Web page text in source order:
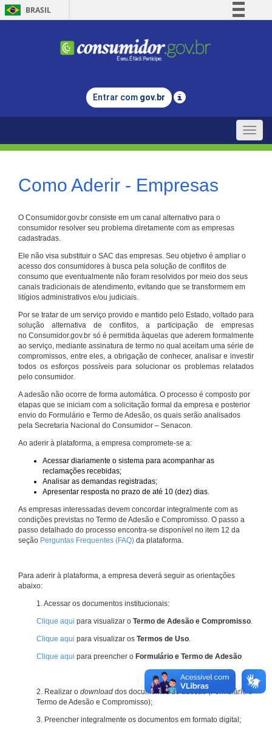
BRASIL
Comunica BR
Legislação
Entrar com gov.br
Toggle
Como Aderir - Empresas
O Consumidor.gov.br consiste em um canal alternativo para o
consumidor resolver seu problema diretamente com as empresas
cadastradas.
Ele não visa substituir o SAC das empresas. Seu objetivo é ampliar o
acesso dos consumidores à busca pela solução de conflitos de
consumo que eventualmente não foram resolvidos por meio dos seus
canais tradicionais de atendimento, evitando que se transformem em
litígios administrativos e/ou judiciais.
Por se tratar de um serviço provido e mantido pelo Estado, voltado para
solução alternativa de conflitos, a participação de empresas
no Consumidor.gov.br só é permitida àquelas que aderem formalmente
ao serviço, mediante assinatura de termo no qual aceitam uma série de
compromissos, entre eles, a obrigação de conhecer, analisar e investir
todos os esforços possíveis para solucionar os problemas relatados
pelo consumidor.
A adesão não ocorre de forma automática. O processo é composto por
etapas que se iniciam com a solicitação formal da empresa e posterior
envio do Formulário e Termo de Adesão, os quais serão analisados
pela Secretaria Nacional do Consumidor – Senacon.
Ao aderir à plataforma, a empresa compromete-se a:
Acessar diariamente o sistema para acompanhar as
reclamações recebidas;
Analisar as demandas registradas;
Apresentar resposta no prazo de até 10 (dez) dias.
As empresas interessadas devem concordar integralmente com as
condições previstas no Termo de Adesão e Compromisso. O passo a
passo detalhado do processo encontra-se disponível no item 12 da
seção Perguntas Frequentes (FAQ) da plataforma.
Para aderir à plataforma, a empresa deverá seguir as orientações
abaixo:
1. Acessar os documentos institucionais:
Clique aqui para visualizar o Termo de Adesão e Compromisso.
Clique aqui para visualizar os Termos de Uso.
Clique aqui para preencher o Formulário e Termo de Adesão
2. Realizar o download dos documentos de adesão (Formulário e
Termo de Adesão e Compromisso);
3. Preencher integralmente os documentos em formato digital;